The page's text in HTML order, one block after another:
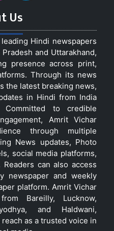
Us
Hindi newspapers
and Uttarakhand,
presence across print,
Through its news
the latest breaking news,
in Hindi from India
to credible
Amrit Vichar
through multiple
News updates, Photo
social media platforms,
can also access
newspaper and weekly
platform. Amrit Vichar
Bareilly, Lucknow,
and Haldwani,
as a trusted voice in